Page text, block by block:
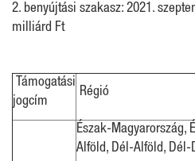
2. benyújtási szakasz: 2021.
milliárd Ft
Támogatási
jogcím
Régió
Észak-Magyarország,
Alföld, Dél-Alföld, Dél-